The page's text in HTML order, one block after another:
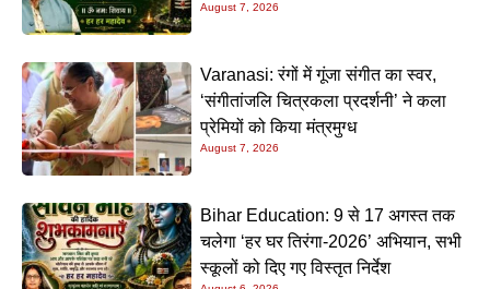
August 7, 2026
Varanasi: रंगों में गूंजा संगीत का स्वर,
‘संगीतांजलि चित्रकला प्रदर्शनी’ ने कला
प्रेमियों को किया मंत्रमुग्ध
August 7, 2026
Bihar Education: 9 से 17 अगस्त तक
चलेगा ‘हर घर तिरंगा-2026’ अभियान, सभी
स्कूलों को दिए गए विस्तृत निर्देश